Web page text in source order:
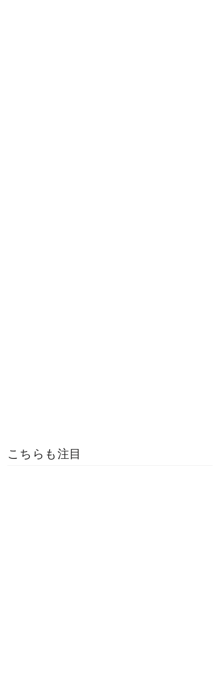
こちらも注目